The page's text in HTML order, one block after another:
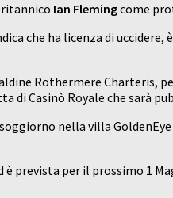
Ian Flemingcome
che ha licenza di
Rothermere Charteris,
Casinò Royale che sarà
nella villa
è prevista per il prossimo 1